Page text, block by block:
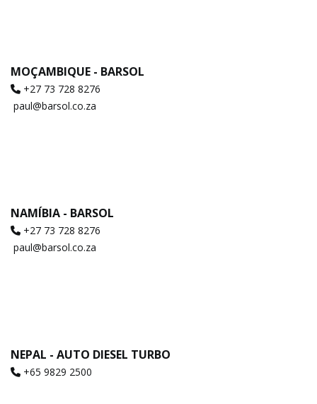
MOÇAMBIQUE - BARSOL
+27 73 728 8276
paul@barsol.co.za
NAMÍBIA - BARSOL
+27 73 728 8276
paul@barsol.co.za
NEPAL - AUTO DIESEL TURBO
+65 9829 2500